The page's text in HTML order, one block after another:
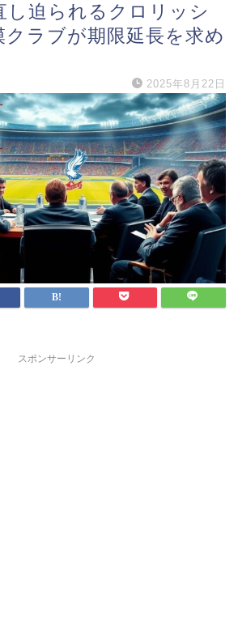
し迫られるクロリッシ
クラブが期限延長を求め
2025年8月22日
スポンサーリンク